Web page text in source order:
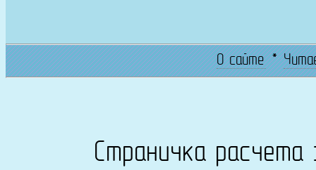
О сайте*
Страничка